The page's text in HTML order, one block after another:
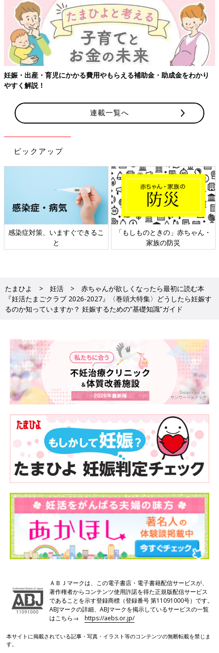
【ワクチン接種できるものも】妊婦の感染症対策、知っておいて！
連載一覧へ
ピックアップ
日本外来小児科学会リーフレッ
ト検討会
六星占術 細木かおりさんの人生
相談
たまひよ 妊活
赤ちゃんが欲しくなったら最初に読む本
『妊活たまごクラブ 2026-2027』〈巻頭大特集〉どうしたら妊娠す
るのか知っていますか？ 妊娠するための“基礎知識”ガイド
ＡＢＪマークは、この電子書店・電子書籍配信サービスが、
著作権者からコンテンツ使用許諾を得た正規版配信サービス
であることを示す登録商標（登録番号 第11091000号）です。
ABJマークの詳細、ABJマークを掲示しているサービスの一覧
はこちら→https://aebs.or.jp/
本サイトに掲載されている記事・写真・イラスト等のコンテンツの無断転載を禁じま
す。